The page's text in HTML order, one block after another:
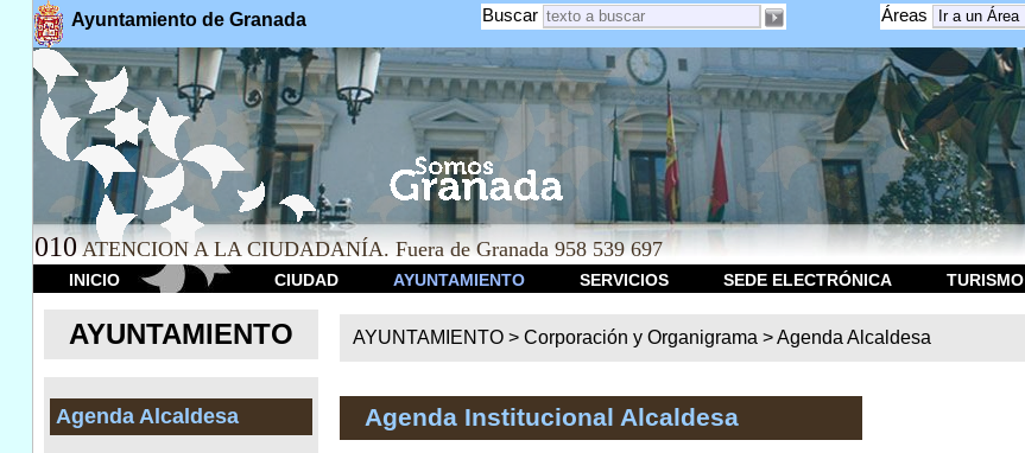
Ayuntamiento de Granada Áreas
Buscar
010 ATENCION A LA CIUDADANÍA. Fuera de Granada 958 539 697
INICIO CIUDAD AYUNTAMIENTO SERVICIOS SEDE ELECTRÓNICA TURISMO
AYUNTAMIENTO
Agenda Alcaldesa
AYUNTAMIENTO >Corporación y Organigrama >Agenda Alcaldesa
Agenda Institucional Alcaldesa